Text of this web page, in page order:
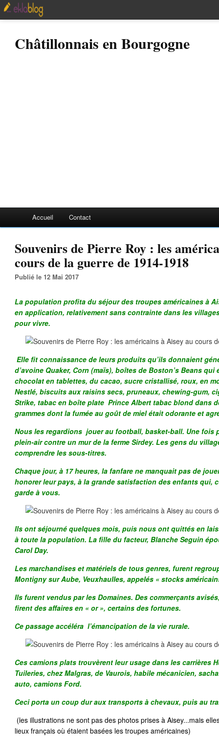
Châtillonnais en Bourgogne
Accueil Contact
Souvenirs de Pierre Roy : les
cours de la guerre de 1914-1918
Publié le 12 Mai 2017
La population profita du séjour des troupes américaines à
en application, relativement sans contrainte dans les
pour vivre.
Elle fit connaissance de leurs produits qu’ils donnaient
d’avoine Quaker, Corn (maïs), boîtes de Boston’s Beans
chocolat en tablettes, du cacao, sucre cristallisé, roux, en
Nestlé, biscuits aux raisins secs, pruneaux, chewing-gum,
Strike, tabac en boîte plate Prince Albert tabac blond dans
grammes dont la fumée au goût de miel était odorante et
Nous les regardions jouer au football, basket-ball. Une fois
plein-air contre un mur de la ferme Sirdey. Les gens du
comprendre les sous-titres.
Chaque jour, à 17 heures, la fanfare ne manquait pas de
honorer leur pays, à la grande satisfaction des enfants qui,
garde à vous.
Ils ont séjourné quelques mois, puis nous ont quittés en
à toute la population. La fille du facteur, Blanche Seguin
Carol Day.
Les marchandises et matériels de tous genres, furent
Montigny sur Aube, Veuxhaulles, appelés « stocks
Ils furent vendus par les Domaines. Des commerçants
firent des affaires en « or », certains des fortunes.
Ce passage accéléra l’émancipation de la vie rurale.
Ces camions plats trouvèrent leur usage dans les carrières
Tuileries, chez Malgras, de Vaurois, habile mécanicien,
auto, camions Ford.
Ceci porta un coup dur aux transports à chevaux, puis au
(les illustrations ne sont pas des photos prises à Aisey...mais
lieux français où étaient basées les troupes américaines)